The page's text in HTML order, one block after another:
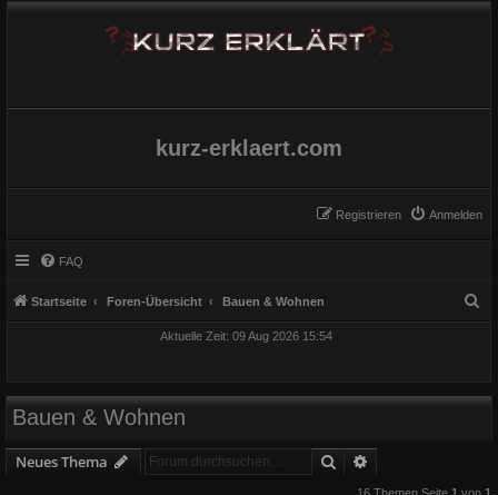
kurz-erklaert.com
Anmelden
Registrieren
FAQ
Startseite Foren-Übersicht Bauen & Wohnen
Aktuelle Zeit: 09 Aug 2026 15:54
Bauen & Wohnen
Neues Thema Suche